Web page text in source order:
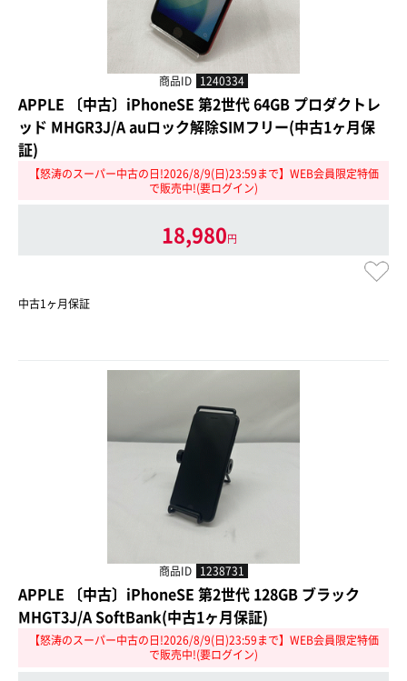
商品ID 1240334
APPLE 〔中古〕iPhoneSE 第2世代 64GB プロダクトレ
ッド MHGR3J/A auロック解除SIMフリー(中古1ヶ月保
証)
【怒涛のスーパー中古の日!2026/8/9(日)23:59まで】WEB会員限定特価
で販売中!(要ログイン)
18,980円
中古1ヶ月保証
商品ID 1238731
APPLE 〔中古〕iPhoneSE 第2世代 128GB ブラック
MHGT3J/A SoftBank(中古1ヶ月保証)
【怒涛のスーパー中古の日!2026/8/9(日)23:59まで】WEB会員限定特価
で販売中!(要ログイン)